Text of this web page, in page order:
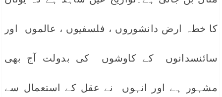
کا خطہ ارض دانشوروں ، فلسفیوں ، عالموں اور
سائنسدانوں کے کاوشوں کی بدولت آج بھی
مشہور ہے اور انہوں نے عقل کے استعمال سے